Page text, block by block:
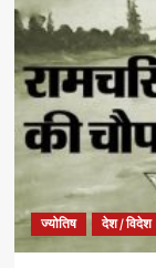
ज्योतिष देश / विदेश